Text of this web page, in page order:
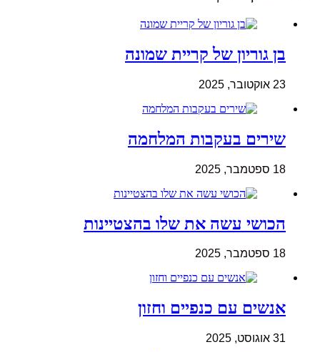
בן גוריון של קריית שמונה
23 אוקטובר, 2025
שירים בעקבות המלחמה
18 ספטמבר, 2025
הכושי עשה את שלו בהצטיינות
18 ספטמבר, 2025
אנשים עם כנפיים וחזון
31 אוגוסט, 2025